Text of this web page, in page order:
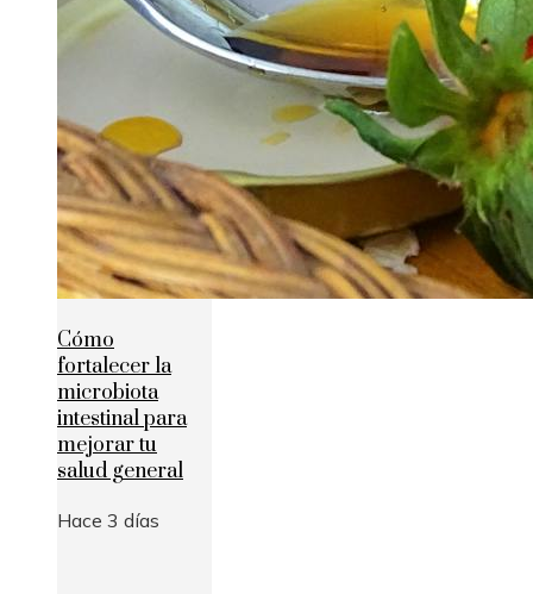
Cómo
fortalecer la
microbiota
intestinal para
mejorar tu
salud general
Hace 3 días